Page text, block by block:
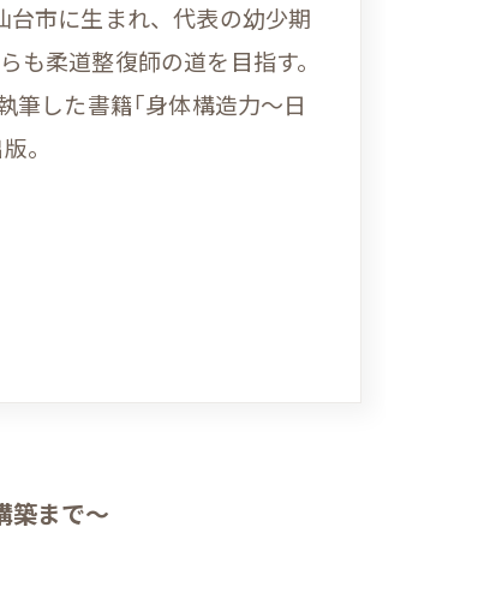
市に生まれ、代表の幼少期
柔道整復師の道を目指す。
筆した書籍｢身体構造力〜日
。
築まで～